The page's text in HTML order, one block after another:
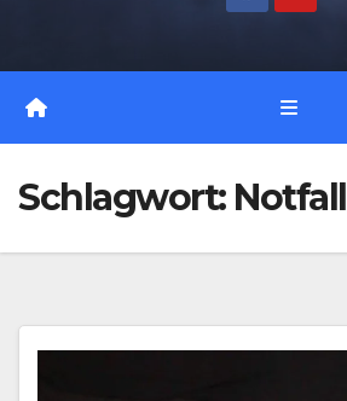
Schlagwort: Notfall